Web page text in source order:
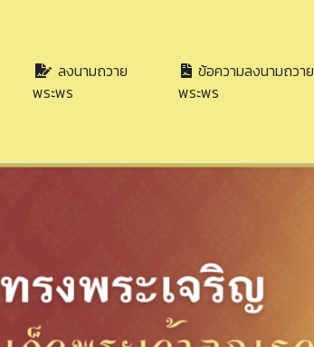
ลงนามถวาย
พระพร
ข้อความลงนามถวาย
พระพร